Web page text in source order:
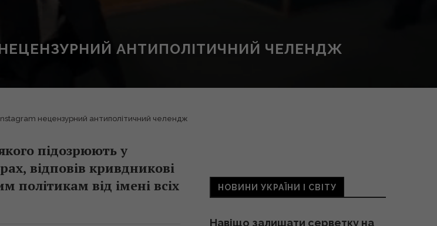
НЕЦЕНЗУРНИЙ АНТИПОЛІТИЧНИЙ ЧЕЛЕНДЖ
нецензурний антиполітичний челендж
підозрюють у
відповів кривдникові
політикам від імені всіх
НОВИНИ УКРАЇНИ І СВІТУ
Навіщо залишати серветку на